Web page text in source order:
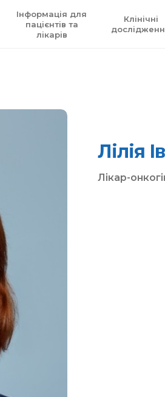
Інформація для
пацієнтів та
лікарів
Клінічні
Лілія
Лікар-